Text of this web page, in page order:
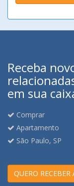
Receba
em sua
Comprar
Apartamento
São Paulo, SP
QUERO